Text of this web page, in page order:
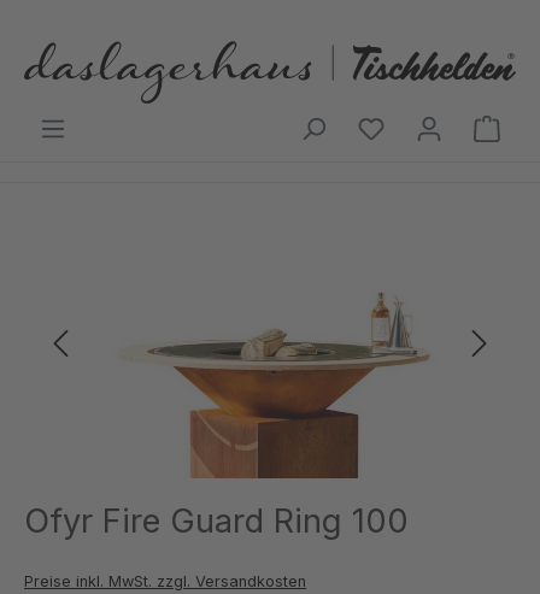
Ofyr Fire Guard Ring 100
Preise inkl. MwSt. zzgl. Versandkosten